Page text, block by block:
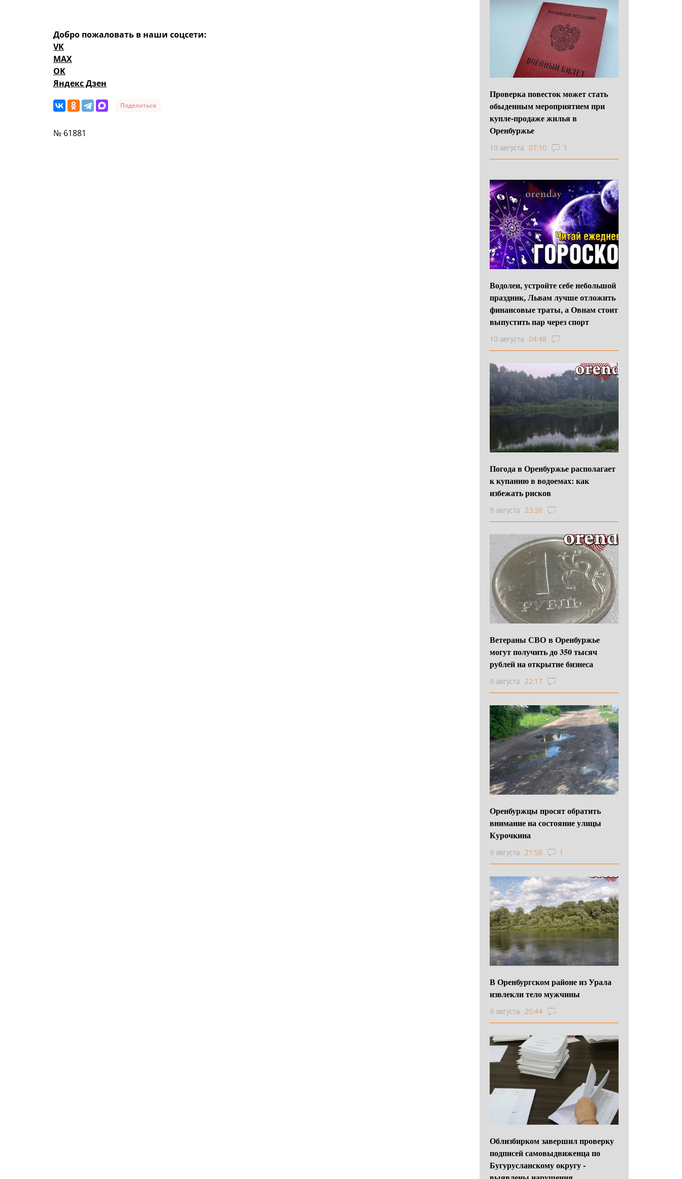
Добро пожаловать в наши соцсети:
VK
MAX
OK
Яндекс Дзен
Поделиться
№ 61881
Проверка повесток может стать
обыденным мероприятием при
купле-продаже жилья в
Оренбуржье
10 августа 07:10 1
Водолеи, устройте себе небольшой
праздник, Львам лучше отложить
финансовые траты, а Овнам стоит
выпустить пар через спорт
10 августа 04:48
Погода в Оренбуржье располагает
к купанию в водоемах: как
избежать рисков
9 августа 23:38
Ветераны СВО в Оренбуржье
могут получить до 350 тысяч
рублей на открытие бизнеса
9 августа 22:17
Оренбуржцы просят обратить
внимание на состояние улицы
Курочкина
9 августа 21:58 1
В Оренбургском районе из Урала
извлекли тело мужчины
9 августа 20:44
Облизбирком завершил проверку
подписей самовыдвиженца по
Бугурусланскому округу -